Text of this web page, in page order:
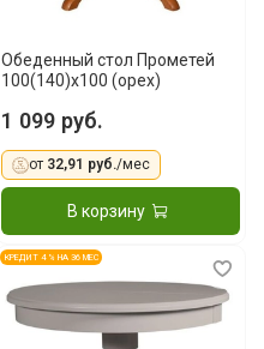
Обеденный стол Прометей
100(140)x100 (орех)
1 099 руб.
от 32,91 руб./мес
В корзину
КРЕДИТ 4 % НА 36 МЕС